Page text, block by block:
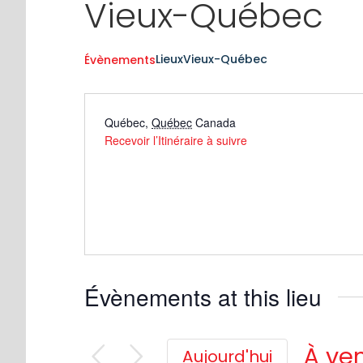
Vieux-Québec
ÉvènementsLieuxVieux-Québec
Québec, Québec Canada
Recevoir l’Itinéraire à suivre
Évènements at this lieu
Aujourd'hui